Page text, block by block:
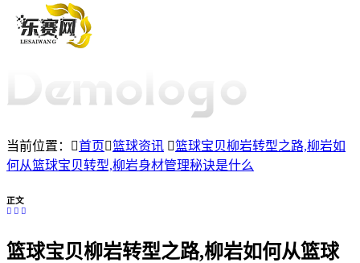
当前位置： 首页 篮球资讯
篮球宝贝柳岩转型之路,柳岩如
何从篮球宝贝转型,柳岩身材管理秘诀是什么
正文
篮球宝贝柳岩转型之路,柳岩如何从篮球